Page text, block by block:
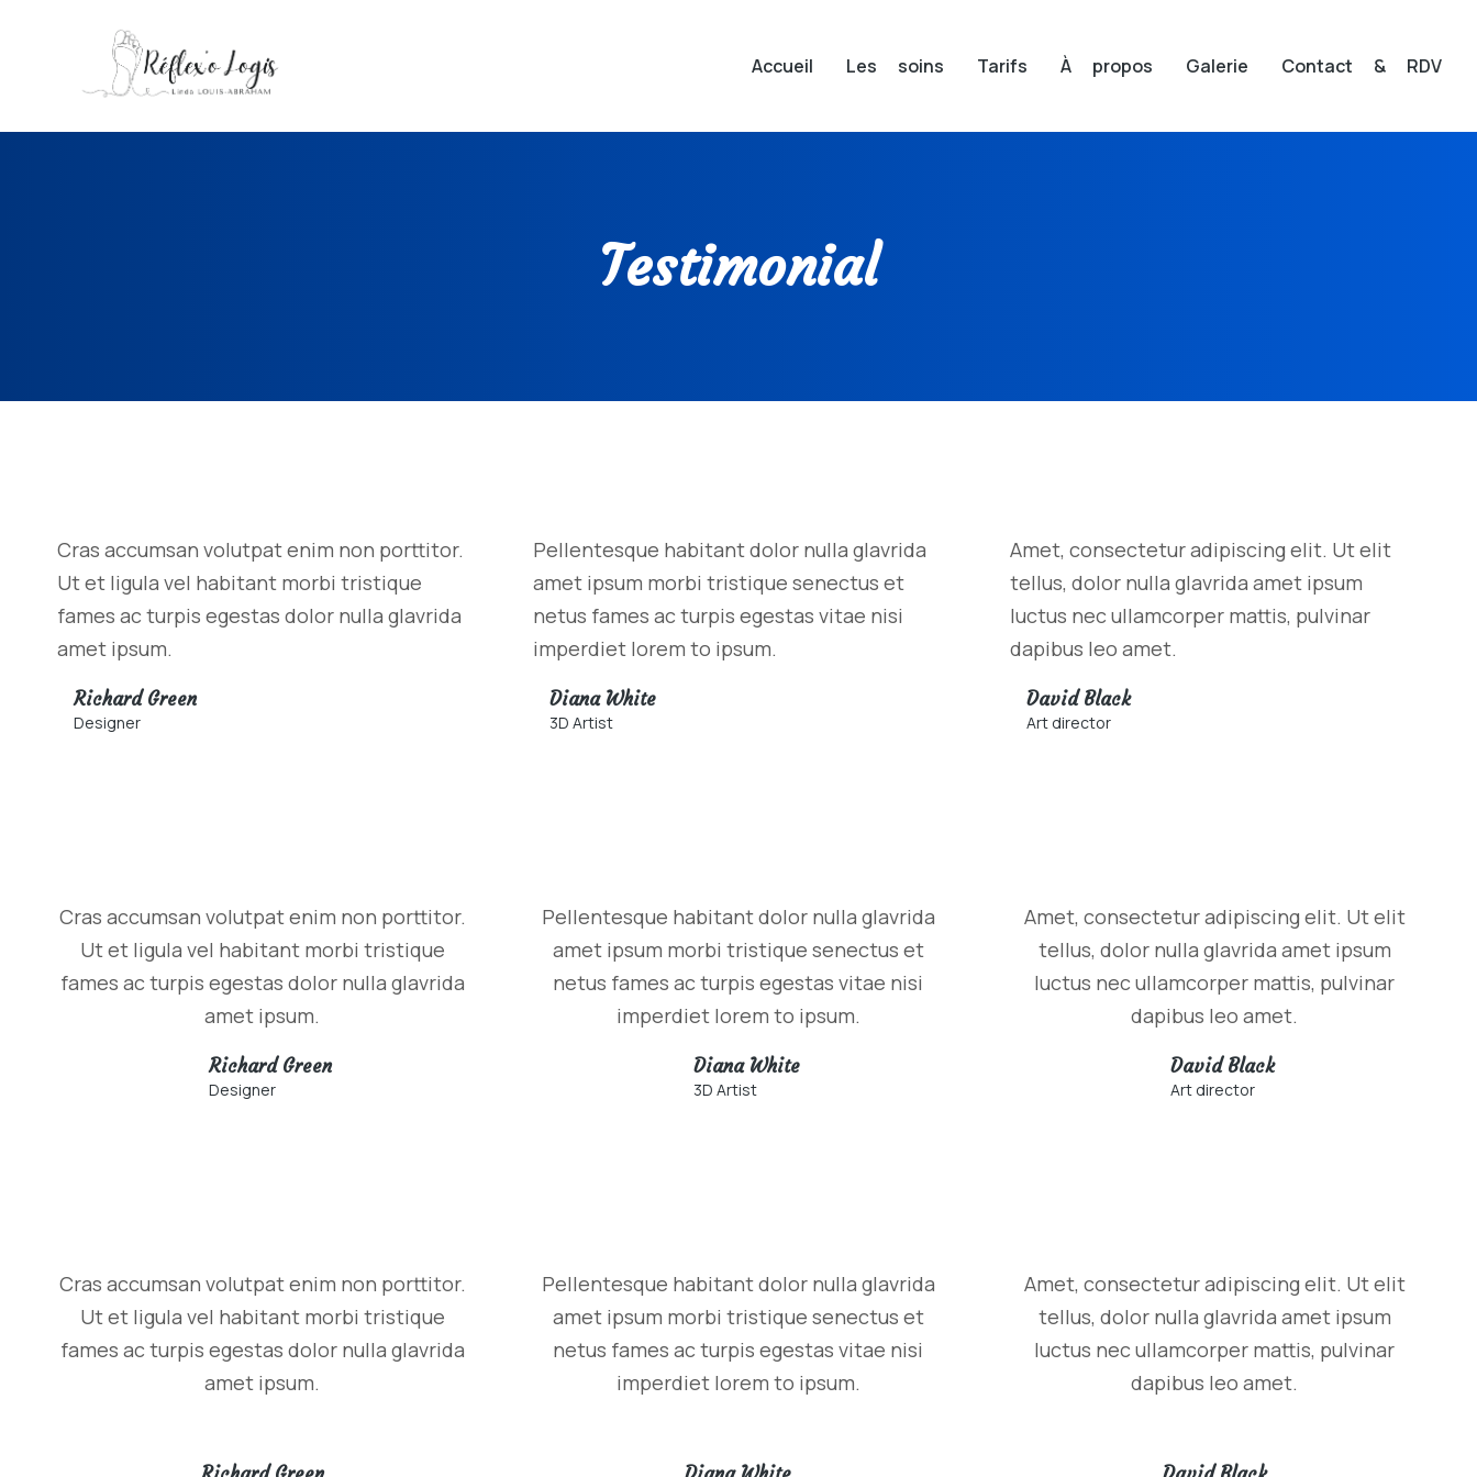
Accueil Les soins Tarifs À propos Galerie Contact & RDV
Testimonial
Cras accumsan volutpat enim non porttitor.
Ut et ligula vel habitant morbi tristique
fames ac turpis egestas dolor nulla glavrida
amet ipsum.
Richard Green
Designer
Pellentesque habitant dolor nulla glavrida
amet ipsum morbi tristique senectus et
netus fames ac turpis egestas vitae nisi
imperdiet lorem to ipsum.
Diana White
3D Artist
Amet, consectetur adipiscing elit. Ut elit
tellus, dolor nulla glavrida amet ipsum
luctus nec ullamcorper mattis, pulvinar
dapibus leo amet.
David Black
Art director
Cras accumsan volutpat enim non porttitor.
Ut et ligula vel habitant morbi tristique
fames ac turpis egestas dolor nulla glavrida
amet ipsum.
Richard Green
Designer
Pellentesque habitant dolor nulla glavrida
amet ipsum morbi tristique senectus et
netus fames ac turpis egestas vitae nisi
imperdiet lorem to ipsum.
Diana White
3D Artist
Amet, consectetur adipiscing elit. Ut elit
tellus, dolor nulla glavrida amet ipsum
luctus nec ullamcorper mattis, pulvinar
dapibus leo amet.
David Black
Art director
Cras accumsan volutpat enim non porttitor.
Ut et ligula vel habitant morbi tristique
fames ac turpis egestas dolor nulla glavrida
amet ipsum.
Pellentesque habitant dolor nulla glavrida
amet ipsum morbi tristique senectus et
netus fames ac turpis egestas vitae nisi
imperdiet lorem to ipsum.
Amet, consectetur adipiscing elit. Ut elit
tellus, dolor nulla glavrida amet ipsum
luctus nec ullamcorper mattis, pulvinar
dapibus leo amet.